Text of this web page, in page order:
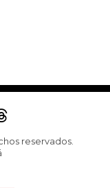
reservados.